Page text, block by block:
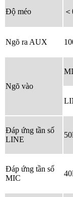
Độ méo
Ngõ ra AUX
Ngõ vào
Đáp ứng tần số
LINE
Đáp ứng tần số
MIC